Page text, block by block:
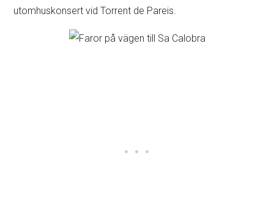
utomhuskonsert vid Torrent de Pareis.